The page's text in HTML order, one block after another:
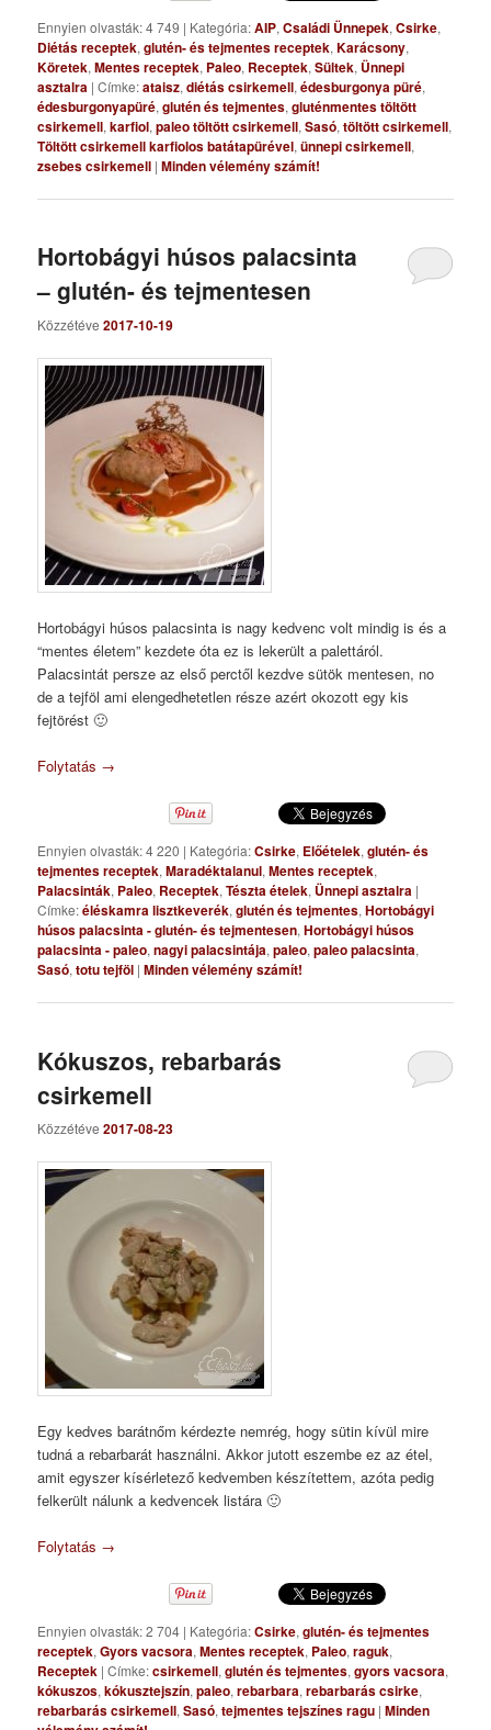
Ennyien olvasták: 4 749 | Kategória:AIP,Családi Ünnepek,Csirke,
Diétás receptek,glutén- és tejmentes receptek,Karácsony,
Köretek,Mentes receptek, Paleo, Receptek,Sültek, Ünnepi
asztalra |Címke:ataisz,diétás csirkemell,édesburgonya püré,
édesburgonyapüré,glutén és tejmentes,gluténmentes töltött
csirkemell,karfiol,paleo töltött csirkemell,Sasó,töltött csirkemell,
Töltött csirkemell karfiolos batátapürével,ünnepi csirkemell,
zsebes csirkemell |Minden vélemény számít!
Hortobágyi húsos palacsinta
– glutén- és tejmentesen
Közzétéve2017-10-19
Hortobágyi húsos palacsinta is nagy kedvenc volt mindig is és a
“mentes életem” kezdete óta ez is lekerült a palettáról.
Palacsintát persze az első perctől kezdve sütök mentesen, no
de a tejföl ami elengedhetetlen része azért okozott egy kis
fejtörést 🙂
Folytatás →
Ennyien olvasták: 4 220 | Kategória:Csirke, Előételek,glutén- és
tejmentes receptek,Maradéktalanul,Mentes receptek,
Palacsinták, Paleo, Receptek,Tészta ételek, Ünnepi asztalra |
Címke:éléskamra lisztkeverék,glutén és tejmentes,Hortobágyi
húsos palacsinta - glutén- és tejmentesen,Hortobágyi húsos
palacsinta - paleo,nagyi palacsintája,paleo,paleo palacsinta,
Sasó,totu tejföl |Minden vélemény számít!
Kókuszos, rebarbarás
csirkemell
Közzétéve2017-08-23
Egy kedves barátnőm kérdezte nemrég, hogy sütin kívül mire
tudná a rebarbarát használni. Akkor jutott eszembe ez az étel,
amit egyszer kísérletező kedvemben készítettem, azóta pedig
felkerült nálunk a kedvencek listára 🙂
Folytatás →
Ennyien olvasták: 2 704 | Kategória:Csirke,glutén- és tejmentes
receptek,Gyors vacsora,Mentes receptek, Paleo,raguk,
Receptek |Címke:csirkemell,glutén és tejmentes,gyors vacsora,
kókuszos,kókusztejszín,paleo,rebarbara,rebarbarás csirke,
rebarbarás csirkemell,Sasó,tejmentes tejszínes ragu |Minden